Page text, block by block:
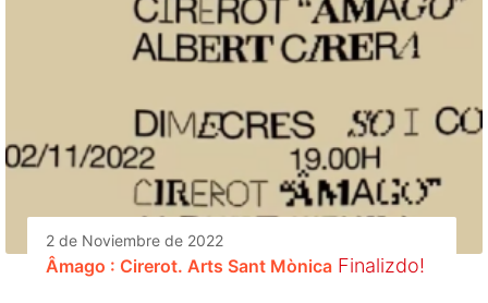
2 de Noviembre de 2022
Âmago : Cirerot. Arts Sant Mònica Finalizdo!